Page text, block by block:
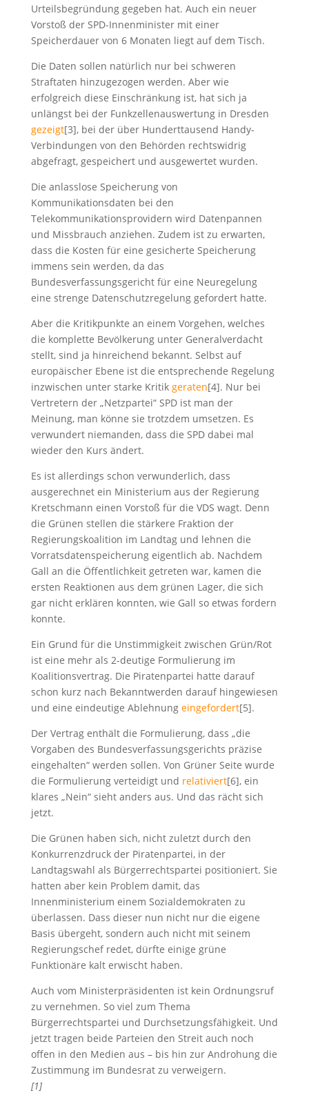
Urteilsbegründung gegeben hat. Auch ein neuer
Vorstoß der SPD-Innenminister mit einer
Speicherdauer von 6 Monaten liegt auf dem Tisch.
Die Daten sollen natürlich nur bei schweren
Straftaten hinzugezogen werden. Aber wie
erfolgreich diese Einschränkung ist, hat sich ja
unlängst bei der Funkzellenauswertung in Dresden
gezeigt[3], bei der über Hunderttausend Handy-
Verbindungen von den Behörden rechtswidrig
abgefragt, gespeichert und ausgewertet wurden.
Die anlasslose Speicherung von
Kommunikationsdaten bei den
Telekommunikationsprovidern wird Datenpannen
und Missbrauch anziehen. Zudem ist zu erwarten,
dass die Kosten für eine gesicherte Speicherung
immens sein werden, da das
Bundesverfassungsgericht für eine Neuregelung
eine strenge Datenschutzregelung gefordert hatte.
Aber die Kritikpunkte an einem Vorgehen, welches
die komplette Bevölkerung unter Generalverdacht
stellt, sind ja hinreichend bekannt. Selbst auf
europäischer Ebene ist die entsprechende Regelung
inzwischen unter starke Kritik geraten[4]. Nur bei
Vertretern der „Netzpartei“ SPD ist man der
Meinung, man könne sie trotzdem umsetzen. Es
verwundert niemanden, dass die SPD dabei mal
wieder den Kurs ändert.
Es ist allerdings schon verwunderlich, dass
ausgerechnet ein Ministerium aus der Regierung
Kretschmann einen Vorstoß für die VDS wagt. Denn
die Grünen stellen die stärkere Fraktion der
Regierungskoalition im Landtag und lehnen die
Vorratsdatenspeicherung eigentlich ab. Nachdem
Gall an die Öffentlichkeit getreten war, kamen die
ersten Reaktionen aus dem grünen Lager, die sich
gar nicht erklären konnten, wie Gall so etwas fordern
konnte.
Ein Grund für die Unstimmigkeit zwischen Grün/Rot
ist eine mehr als 2-deutige Formulierung im
Koalitionsvertrag. Die Piratenpartei hatte darauf
schon kurz nach Bekanntwerden darauf hingewiesen
und eine eindeutige Ablehnung eingefordert[5].
Der Vertrag enthält die Formulierung, dass „die
Vorgaben des Bundesverfassungsgerichts präzise
eingehalten“ werden sollen. Von Grüner Seite wurde
die Formulierung verteidigt und relativiert[6], ein
klares „Nein“ sieht anders aus. Und das rächt sich
jetzt.
Die Grünen haben sich, nicht zuletzt durch den
Konkurrenzdruck der Piratenpartei, in der
Landtagswahl als Bürgerrechtspartei positioniert. Sie
hatten aber kein Problem damit, das
Innenministerium einem Sozialdemokraten zu
überlassen. Dass dieser nun nicht nur die eigene
Basis übergeht, sondern auch nicht mit seinem
Regierungschef redet, dürfte einige grüne
Funktionäre kalt erwischt haben.
Auch vom Ministerpräsidenten ist kein Ordnungsruf
zu vernehmen. So viel zum Thema
Bürgerrechtspartei und Durchsetzungsfähigkeit. Und
jetzt tragen beide Parteien den Streit auch noch
offen in den Medien aus – bis hin zur Androhung die
Zustimmung im Bundesrat zu verweigern.
[1]